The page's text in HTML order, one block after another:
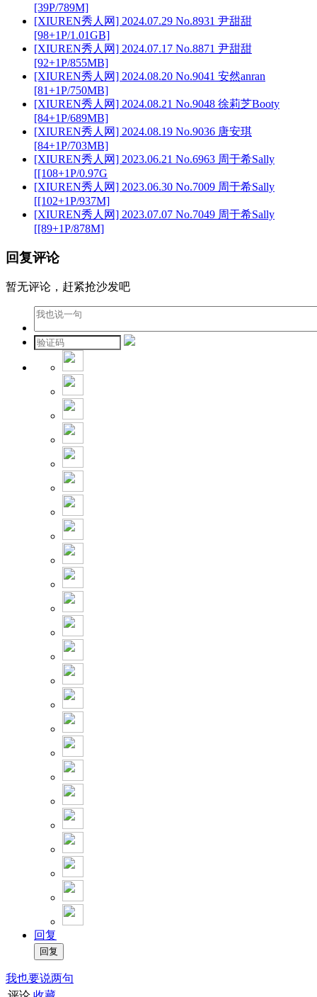
[39P/789M]
[XIUREN秀人网] 2024.07.29 No.8931 尹甜甜
[98+1P/1.01GB]
[XIUREN秀人网] 2024.07.17 No.8871 尹甜甜
[92+1P/855MB]
[XIUREN秀人网] 2024.08.20 No.9041 安然anran
[81+1P/750MB]
[XIUREN秀人网] 2024.08.21 No.9048 徐莉芝Booty
[84+1P/689MB]
[XIUREN秀人网] 2024.08.19 No.9036 唐安琪
[84+1P/703MB]
[XIUREN秀人网] 2023.06.21 No.6963 周于希Sally
[[108+1P/0.97G
[XIUREN秀人网] 2023.06.30 No.7009 周于希Sally
[[102+1P/937M]
[XIUREN秀人网] 2023.07.07 No.7049 周于希Sally
[[89+1P/878M]
回复评论
暂无评论，赶紧抢沙发吧
回复
我也要说两句